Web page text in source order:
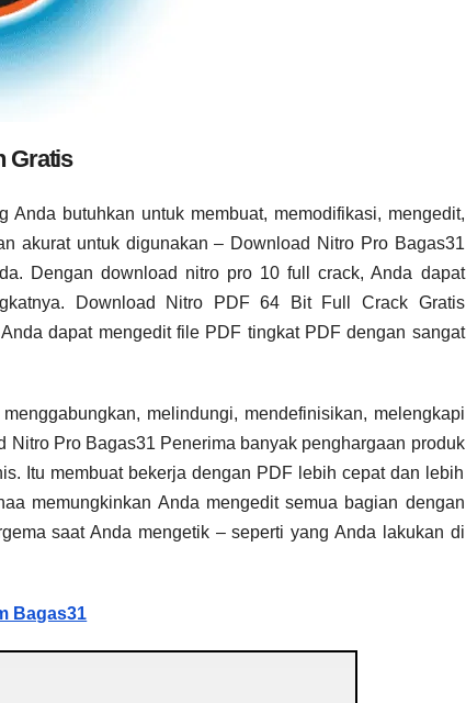
Gratis
Anda butuhkan untuk membuat, memodifikasi, mengedit,
akurat untuk digunakan – Download Nitro Pro Bagas31
Dengandownload nitro pro 10 full crack, Anda dapat
Download Nitro PDF 64 Bit Full Crack Gratis
Anda dapat mengedit file PDF tingkat PDF dengan sangat
melindungi, mendefinisikan, melengkapi
Pro Bagas31​ Penerima banyak penghargaan produk
Itu membuat bekerja dengan PDF lebih cepat dan lebih
memungkinkan Anda mengedit semua bagian dengan
saat Anda mengetik – seperti yang Anda lakukan di
Bagas31​